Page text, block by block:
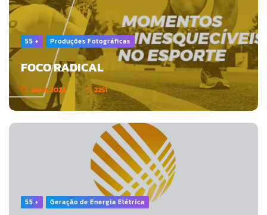
55 + Produções Fotográficas
FOCO RADICAL
Jan 3, 2024 2251
55 + Geração de Energia Elétrica